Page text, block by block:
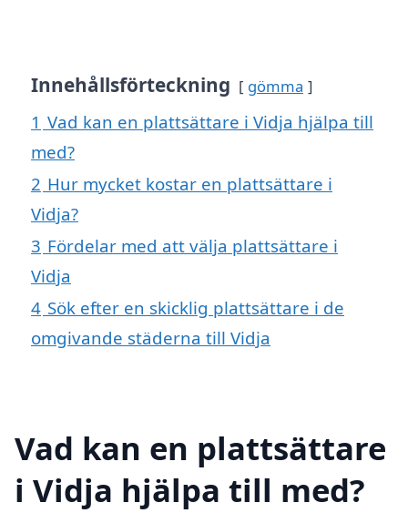
Innehållsförteckning gömma
1 Vad kan en plattsättare i Vidja hjälpa till
med?
2 Hur mycket kostar en plattsättare i
Vidja?
3 Fördelar med att välja plattsättare i
Vidja
4 Sök efter en skicklig plattsättare i de
omgivande städerna till Vidja
Vad kan en plattsättare
i Vidja hjälpa till med?